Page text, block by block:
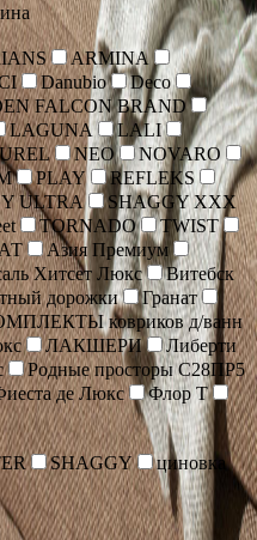
ARMINA
Danubio
Deco
FALCON BRAND
LAGUNA
LALI
NEO
NOVARO
PLAY
REFLEKS
ULTRA
SHAGGY XXX
TORNADO
TWIST
Азия Премиум
Хитсет Люкс
Витебск
дорожки
Гранат
ковриков д/ванн
ЛАКШЕРИ
Либерти
Родные просторы С28ПР5
де Люкс
Флор Т
SHAGGY
циновка